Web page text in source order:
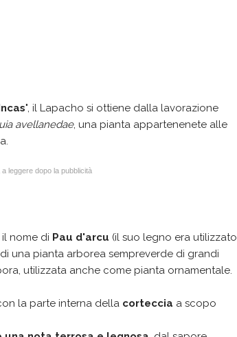
", il Lapacho si ottiene dalla lavorazione
avellanedae, una pianta appartenenete alle
a leggere dopo la pubblicità
nome di Pau d'arcu (il suo legno era utilizzato
una pianta arborea sempreverde di grandi
utilizzata anche come pianta ornamentale.
la parte interna della corteccia a scopo